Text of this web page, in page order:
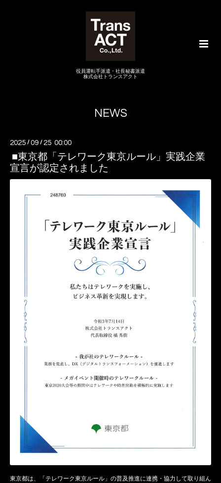
役員運転手派遣・社長秘書派遣
株式会社トランスアクト
NEWS
2025 /09 / 25 00:00
■東京都「テレワーク東京ルール」実践企業
宣言が認定されました
東京都は、「テレワーク東京ルール」の普及推進に連携・協力して取り組ん